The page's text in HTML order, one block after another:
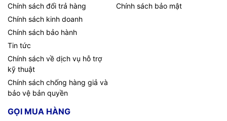
Chính sách đổi trả hàng
Chính sách kinh doanh
Chính sách bảo hành
Tin tức
Chính sách về dịch vụ hỗ trợ
kỹ thuật
Chính sách chống hàng giả và
bảo vệ bản quyền
Chính sách bảo mật
GỌI MUA HÀNG